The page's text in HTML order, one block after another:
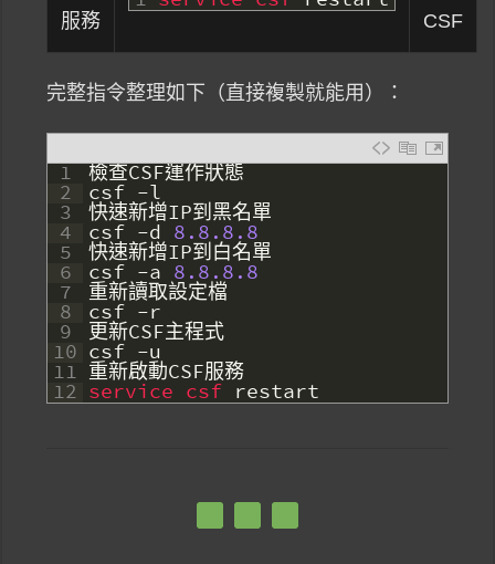
服務 CSF
完整指令整理如下（直接複製就能用）：
1
2
3
4
5
6
7
8
9
10
11
12
檢查CSF運作狀態
csf -l
快速新增IP到黑名單
csf -d 8.8.8.8
快速新增IP到白名單
csf -a 8.8.8.8
重新讀取設定檔
csf -r
更新CSF主程式
csf -u
重新啟動CSF服務
service csf restart